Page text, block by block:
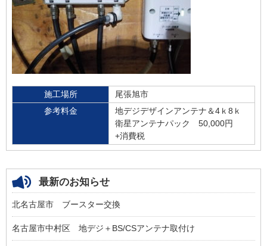
施工場所
尾張旭市
参考料金
地デジデザインアンテナ＆4ｋ8ｋ
衛星アンテナパック 50,000円
+消費税
最新のお知らせ
北名古屋市 ブースター交換
名古屋市中村区 地デジ＋BS/CSアンテナ取付け